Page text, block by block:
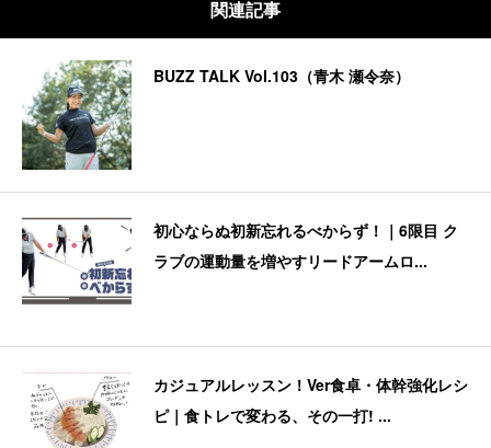
関連記事
BUZZ TALK Vol.103（青木 瀬令奈）
初心ならぬ初新忘れるべからず！｜6限目 ク
ラブの運動量を増やすリードアームロ...
カジュアルレッスン！Ver食卓・体幹強化レシ
ピ｜食トレで変わる、その一打! ...